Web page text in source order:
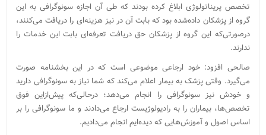
تخصص پریناتولوژی ابلاغ کرده بودند که طی آن اجازه سونوگرافی به این
گروه از پزشکان داده‌شده بود که بابت آن در نیز هزینه‌ای را دریافت ‌می‌کنند،
درصورتی‌که این گروه از پزشکان حق دریافت تعرفه‌ای بابت این خدمات را
ندارند.
صالحی افزود: خود ارجاعی موضوعی است که در این بخشنامه صورت
می‌گیرد. وقتی پزشک به بیمار اعلام می‌کند که شما نیاز به سونوگرافی دارید
و خودش نیز سونوگرافی را انجام می‌دهد؛ درحالی‌که پیش‌ازاین فوق
تخصص‌ها، بیماران را به رادیولوژیست ارجاع می‌دادند و ما سونوگرافی را بر
اساس اصول و آموزش‌هایی که دیده‌ایم انجام می‌دادیم.